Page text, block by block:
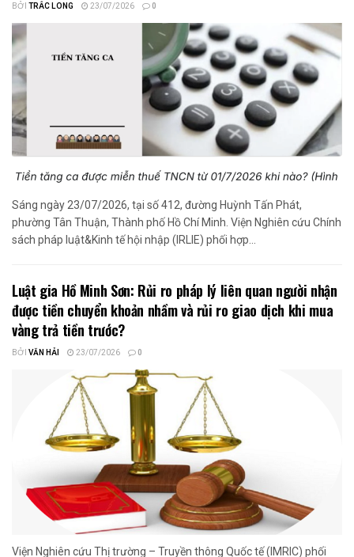
BỞI TRẮC LONG 23/07/2026 0
Sáng ngày 23/07/2026, tại số 412, đường Huỳnh Tấn Phát,
phường Tân Thuận, Thành phố Hồ Chí Minh. Viện Nghiên cứu Chính
sách pháp luật&Kinh tế hội nhập (IRLIE) phối hợp...
Luật gia Hồ Minh Sơn: Rủi ro pháp lý liên quan người nhận
được tiền chuyển khoản nhầm và rủi ro giao dịch khi mua
vàng trả tiền trước?
BỞI VĂN HẢI 23/07/2026 0
Viện Nghiên cứu Thị trường – Truyền thông Quốc tế (IMRIC) phối